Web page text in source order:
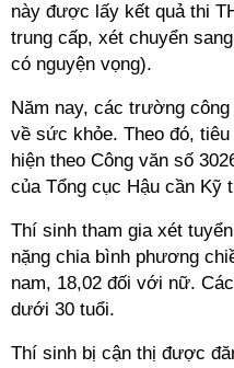
này được lấy kết quả thi
trung cấp, xét chuyển
có nguyện vọng).
Năm nay, các trường
về sức khỏe. Theo đó,
hiện theo Công văn số
của Tổng cục Hậu cần Kỹ
Thí sinh tham gia xét
nặng chia bình phương
nam, 18,02 đối với nữ.
dưới 30 tuổi.
Thí sinh bị cận thị được